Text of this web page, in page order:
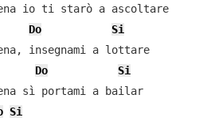
io ti starò a ascoltare
Do
Si
insegnami a lottare
Do
Si
sì portami a bailar
Si